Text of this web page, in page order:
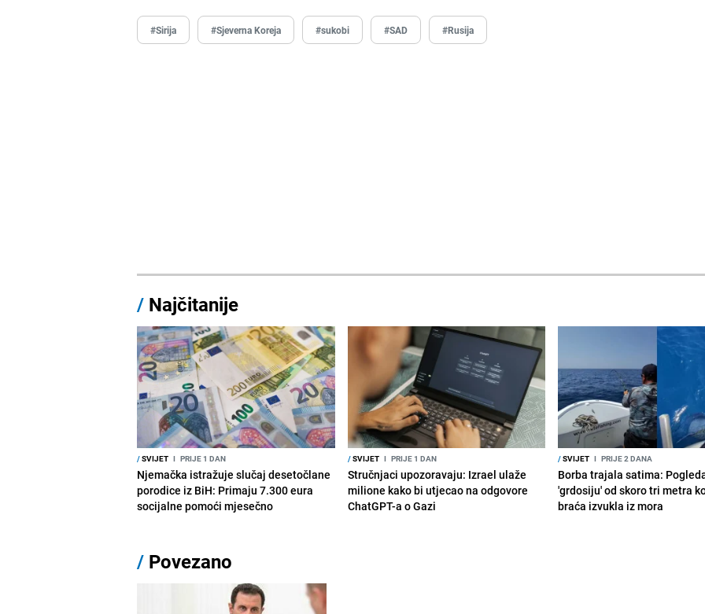
#Sirija #Sjeverna Koreja #sukobi #SAD #Rusija
/ Najčitanije
/SVIJET I PRIJE 1 DAN
Njemačka istražuje slučaj desetočlane
porodice iz BiH: Primaju 7.300 eura
socijalne pomoći mjesečno
/SVIJET I PRIJE 1 DAN
Stručnjaci upozoravaju: Izrael ulaže
milione kako bi utjecao na odgovore
ChatGPT-a o Gazi
/SVIJET I PRIJE 2 DANA
Borba trajala satima:
'grdosiju' od skoro tri metra
braća izvukla iz mora
/ Povezano